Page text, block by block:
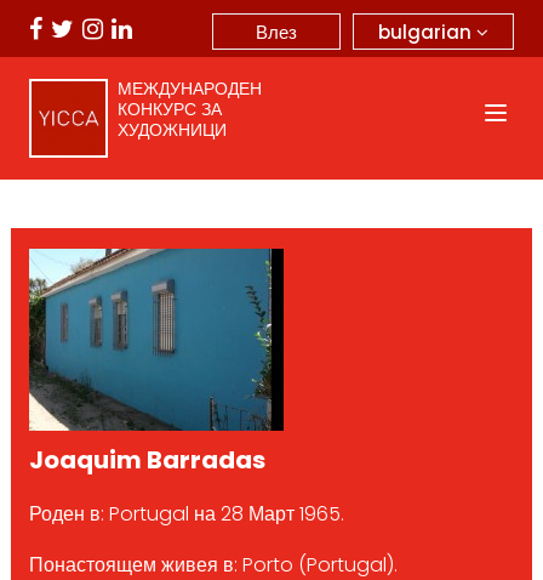
bulgarian
Влез
МЕЖДУНАРОДЕН
КОНКУРС ЗА
ХУДОЖНИЦИ
Joaquim Barradas
Роден в: Portugal на 28 Март 1965.
Понастоящем живея в: Porto (Portugal).